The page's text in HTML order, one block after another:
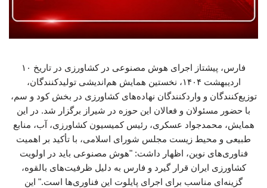
فارس، پیشتاز اجرای هوش مصنوعی در کشاورزی در تاریخ ۱۰
اردیبهشت ۱۴۰۴، نخستین همایش هم‌اندیشی تولیدکنندگان،
توزیع‌کنندگان و واردکنندگان نهاده‌های کشاورزی در بخش کود و سم،
با حضور مسئولان و فعالان این حوزه در شیراز برگزار شد. در این
همایش، محمدجواد عسکری، رئیس کمیسیون کشاورزی، آب، منابع
طبیعی و محیط زیست مجلس شورای اسلامی، با تأکید بر اهمیت
فناوری‌های نوین، اظهار داشت: "هوش مصنوعی باید در اولویت
کشاورزی ایران قرار گیرد و فارس به دلیل ظرفیت‌های بالقوه،
گزینه‌ای مناسب برای اجرای پایلوت این فناوری‌ها است." این